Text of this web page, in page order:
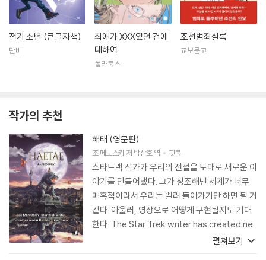
전기 소년 (큰글자책)
단비
최애가 XXX였던 건에
대하여
폴라북스
조선범죄실록
교보문고
작가의 추천
해태 (영문판)
조 메노스키 저 박산호역 핏북
스타트랙 작가가 우리의 전설을 토대로 새로운 이
야기를 만들어냈다. 그가 창조해낸 세계가 너무
매혹적이라서 우리는 빨려 들어가기만 하면 될 거
같다. 아울러, 영상으로 어떻게 구현될지도 기대
한다. The Star Trek writer has created ne
w stories based on our mythology. The w
펼쳐보기